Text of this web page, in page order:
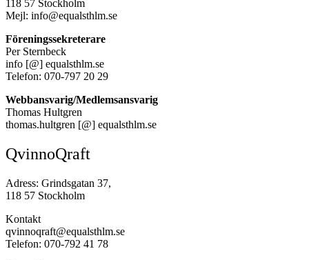
118 57 Stockholm
Mejl: info@equalsthlm.se
Föreningssekreterare
Per Sternbeck
info [@] equalsthlm.se
Telefon: 070-797 20 29
Webbansvarig/Medlemsansvarig
Thomas Hultgren
thomas.hultgren [@] equalsthlm.se
QvinnoQraft
Adress: Grindsgatan 37,
118 57 Stockholm
Kontakt
qvinnoqraft@equalsthlm.se
Telefon: 070-792 41 78